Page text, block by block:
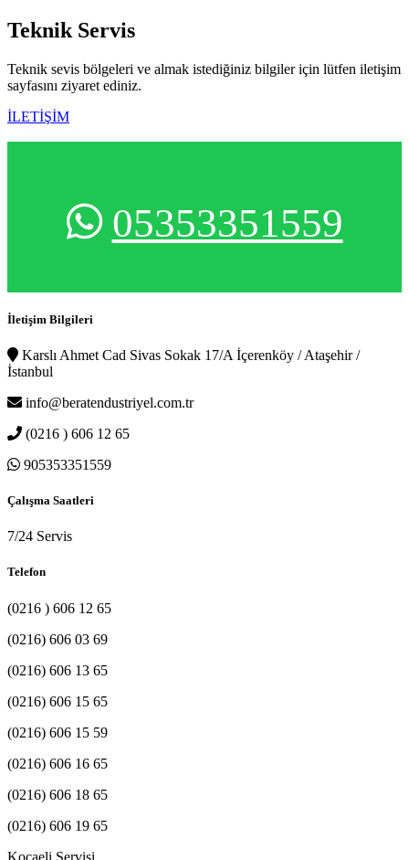
Teknik Servis
Teknik sevis bölgeleri ve almak istediğiniz bilgiler için lütfen iletişim
sayfasını ziyaret ediniz.
İLETİŞİM
05353351559
İletişim Bilgileri
Karslı Ahmet Cad Sivas Sokak 17/A İçerenköy / Ataşehir /
İstanbul
info@beratendustriyel.com.tr
(0216 ) 606 12 65
905353351559
Çalışma Saatleri
7/24 Servis
Telefon
(0216 ) 606 12 65
(0216) 606 03 69
(0216) 606 13 65
(0216) 606 15 65
(0216) 606 15 59
(0216) 606 16 65
(0216) 606 18 65
(0216) 606 19 65
Kocaeli Servisi